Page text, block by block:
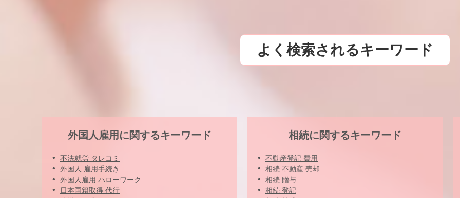
よく検索されるキーワード
外国人雇用に関するキーワード
不法就労 タレコミ
外国人 雇用手続き
外国人雇用 ハローワーク
日本国籍取得 代行
相続に関するキーワード
不動産登記 費用
相続 不動産 売却
相続 贈与
相続 登記